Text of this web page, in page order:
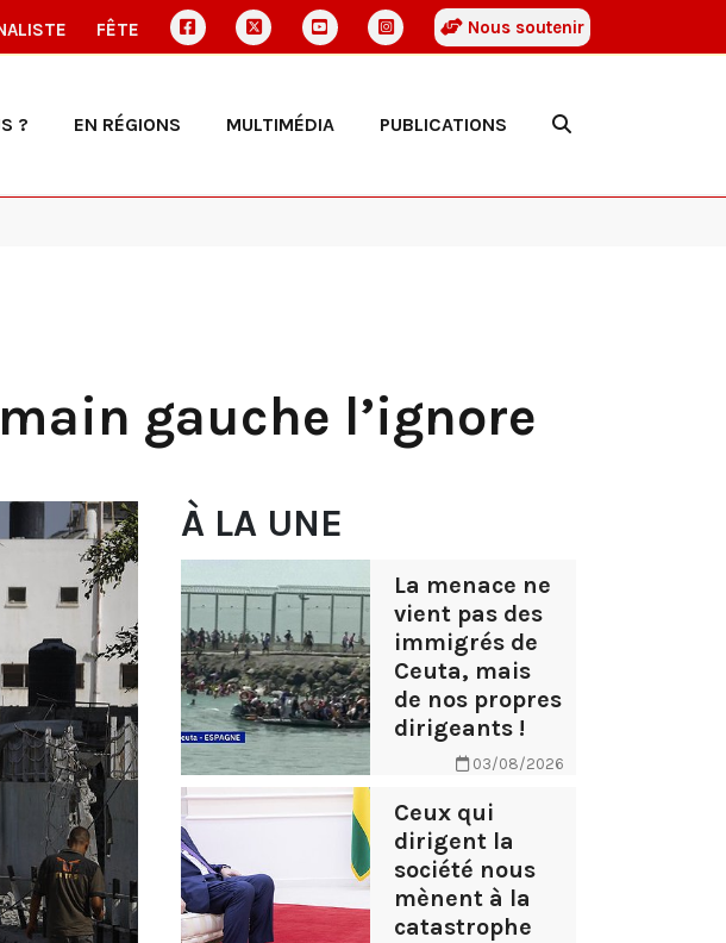
FÊTE Nous soutenir
? EN RÉGIONS MULTIMÉDIA PUBLICATIONS
gauche l’ignore
À LA UNE
La menace ne
vient pas des
immigrés de
Ceuta, mais
de nos propres
dirigeants !
03/08/2026
Ceux qui
dirigent la
société nous
mènent à la
catastrophe